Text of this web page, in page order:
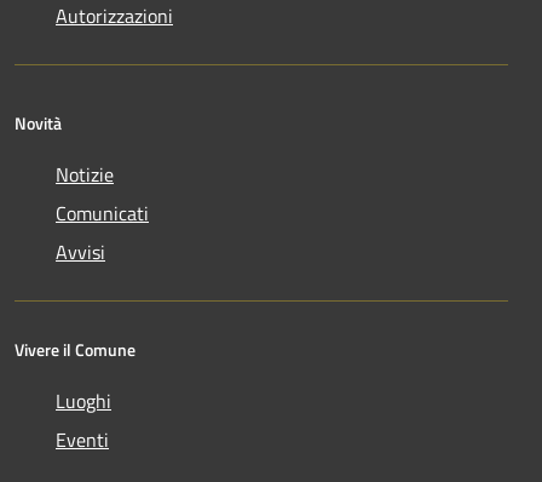
Autorizzazioni
Novità
Notizie
Comunicati
Avvisi
Vivere il Comune
Luoghi
Eventi